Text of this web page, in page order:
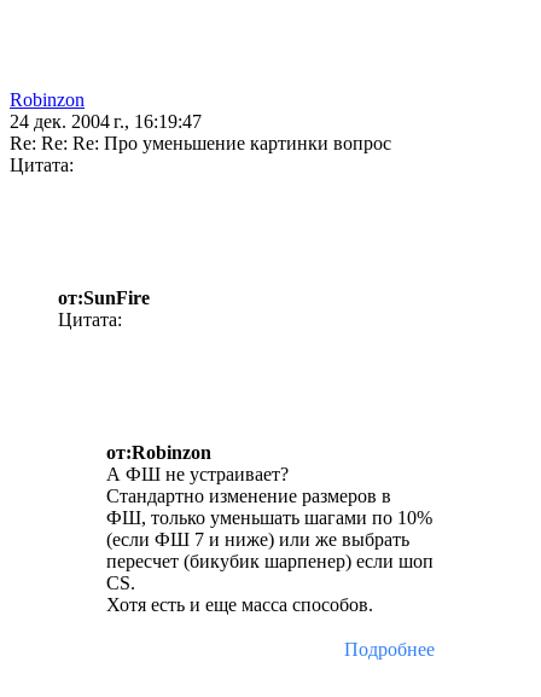
Robinzon
24 дек. 2004 г., 16:19:47
Re: Re: Re: Про уменьшение картинки вопрос
Цитата:
от:SunFire
Цитата:
от:Robinzon
А ФШ не устраивает?
Стандартно изменение размеров в
ФШ, только уменьшать шагами по 10%
(если ФШ 7 и ниже) или же выбрать
пересчет (бикубик шарпенер) если шоп
CS.
Хотя есть и еще масса способов.
Подробнее